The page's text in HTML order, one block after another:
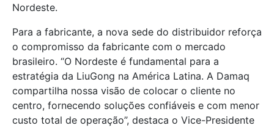
Nordeste.
Para a fabricante, a nova sede do distribuidor reforça
o compromisso da fabricante com o mercado
brasileiro. “O Nordeste é fundamental para a
estratégia da LiuGong na América Latina. A Damaq
compartilha nossa visão de colocar o cliente no
centro, fornecendo soluções confiáveis e com menor
custo total de operação”, destaca o Vice-Presidente